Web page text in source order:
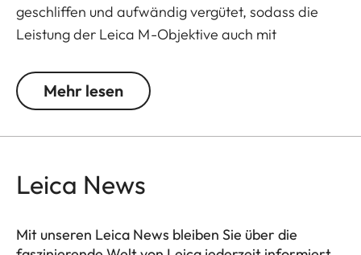
geschliffen und aufwändig vergütet, sodass die
Leistung der Leica M-Objektive auch mit
Sortiment ist bewusst beschränkt auf jene Filter,
die in der fotografischen Praxis am meisten
störender Reflexe auf nichtmetallischen
eine sattere Farbwiedergabe.
Mehr lesen
Leica News
Mit unseren Leica News bleiben Sie über die